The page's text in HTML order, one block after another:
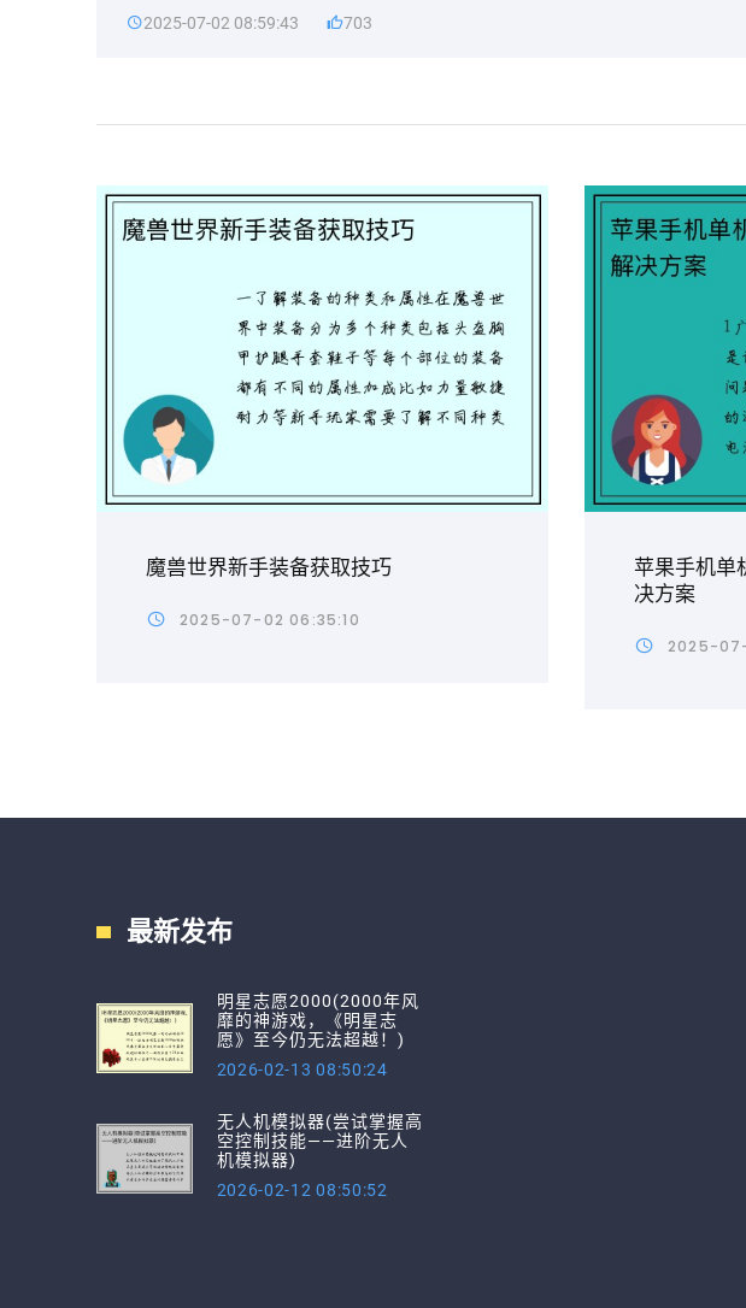
2025-07-02 08:59:43 703
魔兽世界新手装备获取技巧
2025-07-02 06:35:10
苹果手机单
决方案
2025-
最新发布
明星志愿2000(2000年风
靡的神游戏，《明星志
愿》至今仍无法超越！)
2026-02-13 08:50:24
无人机模拟器(尝试掌握高
空控制技能——进阶无人
机模拟器)
2026-02-12 08:50:52